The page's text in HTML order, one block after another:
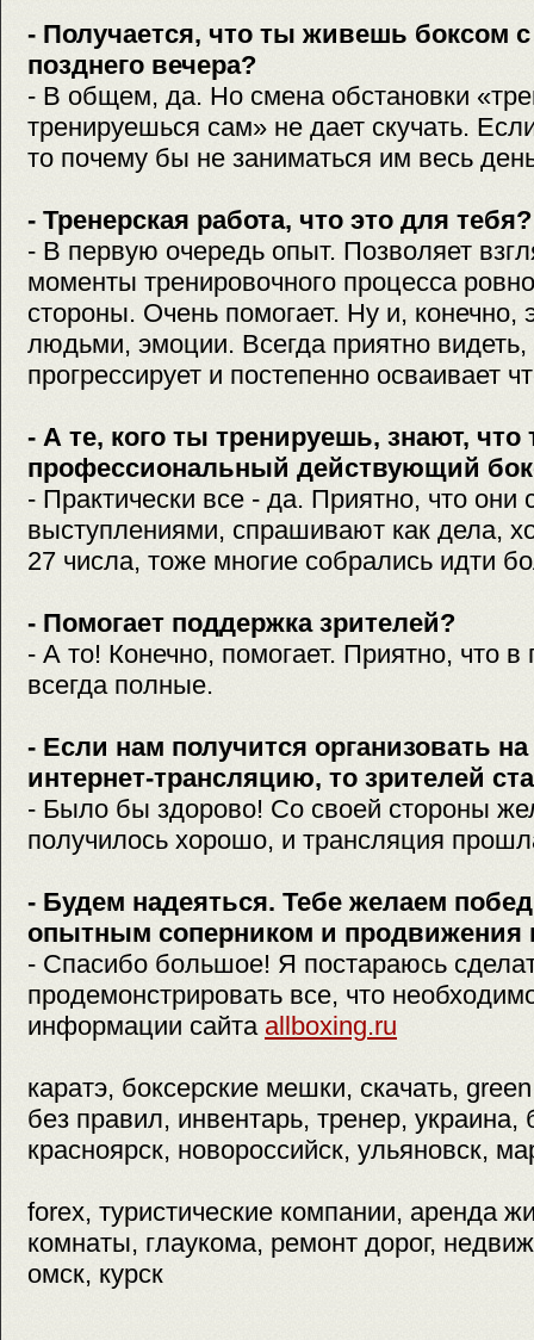
- Получается, что ты живешь боксом с
позднего вечера?
- В общем, да. Но смена обстановки
тренируешься сам» не дает скучать.
то почему бы не заниматься им весь
- Тренерская работа, что это для тебя?
- В первую очередь опыт. Позволяет
моменты тренировочного процесса
стороны. Очень помогает. Ну и, конечно,
людьми, эмоции. Всегда приятно видеть,
прогрессирует и постепенно осваивает
- А те, кого ты тренируешь, знают, что
профессиональный действующий
- Практически все - да. Приятно, что они
выступлениями, спрашивают как дела,
27 числа, тоже многие собрались идти
- Помогает поддержка зрителей?
- А то! Конечно, помогает. Приятно, что
всегда полные.
- Если нам получится организовать
интернет-трансляцию, то зрителей
- Было бы здорово! Со своей стороны
получилось хорошо, и трансляция
- Будем надеяться. Тебе желаем
опытным соперником и продвижения
- Спасибо большое! Я постараюсь
продемонстрировать все, что
информации сайта allboxing.ru
каратэ, боксерские мешки, скачать,
без правил, инвентарь, тренер, украина,
красноярск, новороссийск, ульяновск,
forex, туристические компании, аренда
комнаты, глаукома, ремонт дорог,
омск, курск